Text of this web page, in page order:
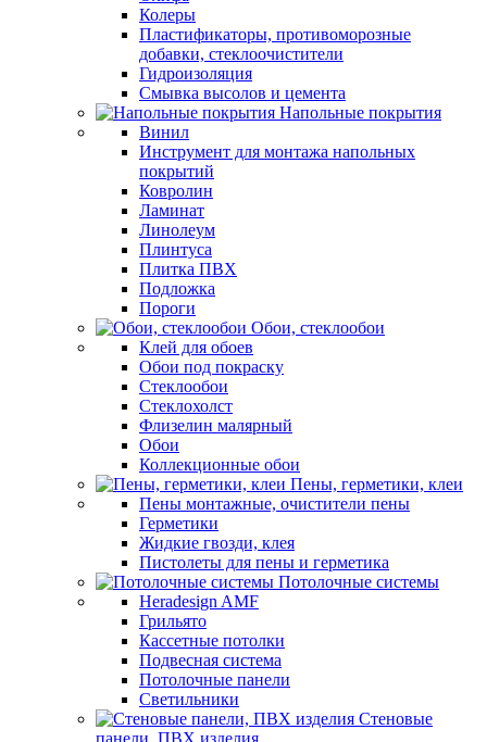
Колеры
Пластификаторы, противоморозные
добавки, стеклоочистители
Гидроизоляция
Смывка высолов и цемента
Напольные покрытия
Винил
Инструмент для монтажа напольных
покрытий
Ковролин
Ламинат
Линолеум
Плинтуса
Плитка ПВХ
Подложка
Пороги
Обои, стеклообои
Клей для обоев
Обои под покраску
Стеклообои
Стеклохолст
Флизелин малярный
Обои
Коллекционные обои
Пены, герметики, клеи
Пены монтажные, очистители пены
Герметики
Жидкие гвозди, клея
Пистолеты для пены и герметика
Потолочные системы
Heradesign AMF
Грильято
Кассетные потолки
Подвесная система
Потолочные панели
Светильники
Стеновые
панели, ПВХ изделия